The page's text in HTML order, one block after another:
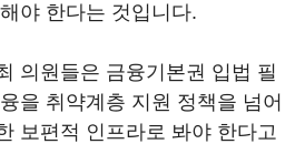
야 한다는 것입니다.
의원들은 금융기본권 입법 필
을 취약계층 지원 정책을 넘어
보편적 인프라로 봐야 한다고